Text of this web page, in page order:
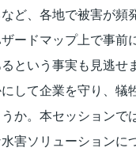
ど、各地で被害が頻
ードマップ上で事前
という事実も見逃せ
して企業を守り、犠
か。本セッションで
害ソリューションに